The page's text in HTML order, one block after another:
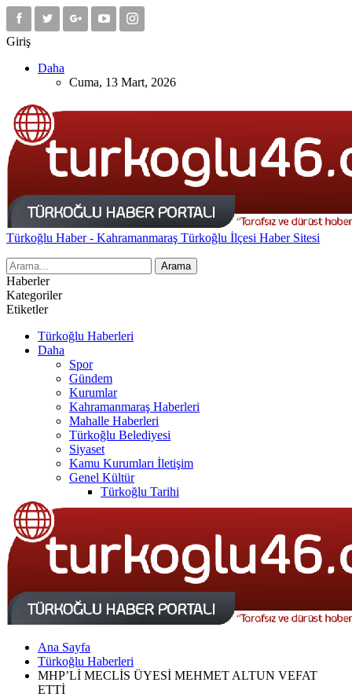
Giriş
Daha
Cuma, 13 Mart, 2026
Türkoğlu Haber - Kahramanmaraş Türkoğlu İlçesi Haber Sitesi
Haberler
Kategoriler
Etiketler
Türkoğlu Haberleri
Daha
Spor
Gündem
Kurumlar
Kahramanmaraş Haberleri
Mahalle Haberleri
Türkoğlu Belediyesi
Siyaset
Kamu Kurumları İletişim
Genel Kültür
Türkoğlu Tarihi
Türkoğlu Nüfusu
İklim ve Coğrafya
İletişim
Ana Sayfa
Türkoğlu Haberleri
MHP’Lİ MECLİS ÜYESİ MEHMET ALTUN VEFAT
ETTİ